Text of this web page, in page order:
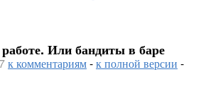
Или бандиты в баре
к комментариям-к полной версии -